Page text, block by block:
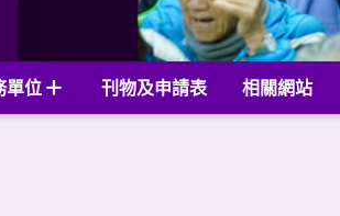
單位 刊物及申請表 相關網站